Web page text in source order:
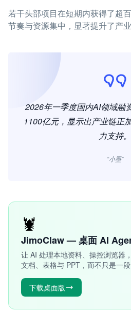
若干头部项目在短期内获得了超
节奏与资源集中，显著提升了产
2026年一季度国内AI领域融
1100亿元，显示出产业链正
力支持。
“小墨”
🦞
JimoClaw — 桌面 AI
让 AI 处理本地资料、操控浏览器
文档、表格与 PPT，而不只是一段
下载桌面版